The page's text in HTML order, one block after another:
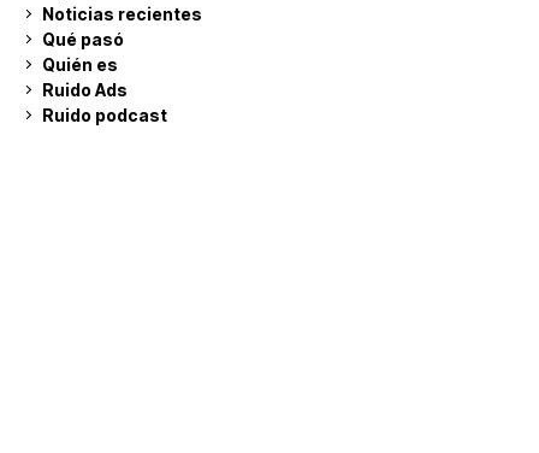
Noticias recientes
Qué pasó
Quién es
Ruido Ads
Ruido podcast